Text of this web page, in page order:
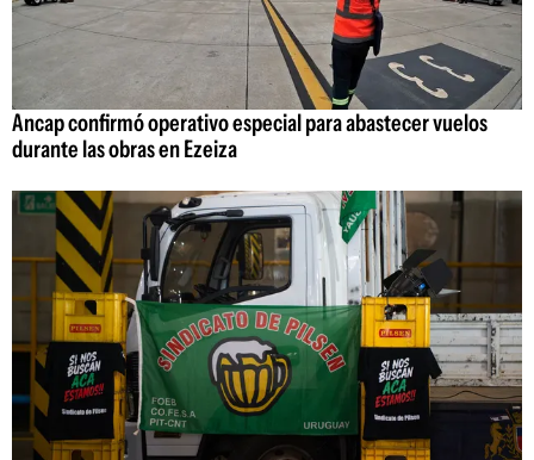
Ancap confirmó operativo especial para abastecer vuelos
durante las obras en Ezeiza